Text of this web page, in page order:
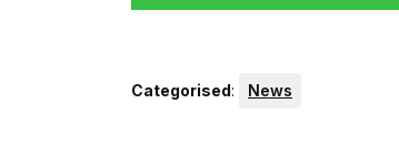
Categorised: News